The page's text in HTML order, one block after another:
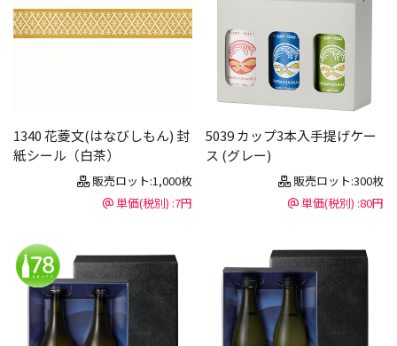
1340 花菱文(はなびしもん) 封
紙シール（白茶）
販売ロット:1,000枚
単価(税別) :7円
5039 カップ3本入手提げケー
ス (グレー)
販売ロット:300枚
単価(税別) :80円